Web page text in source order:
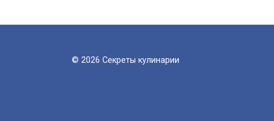
© 2026 Секреты кулинарии